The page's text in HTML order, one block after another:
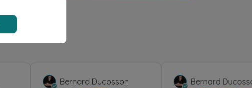
Bernard Ducosson Bernard